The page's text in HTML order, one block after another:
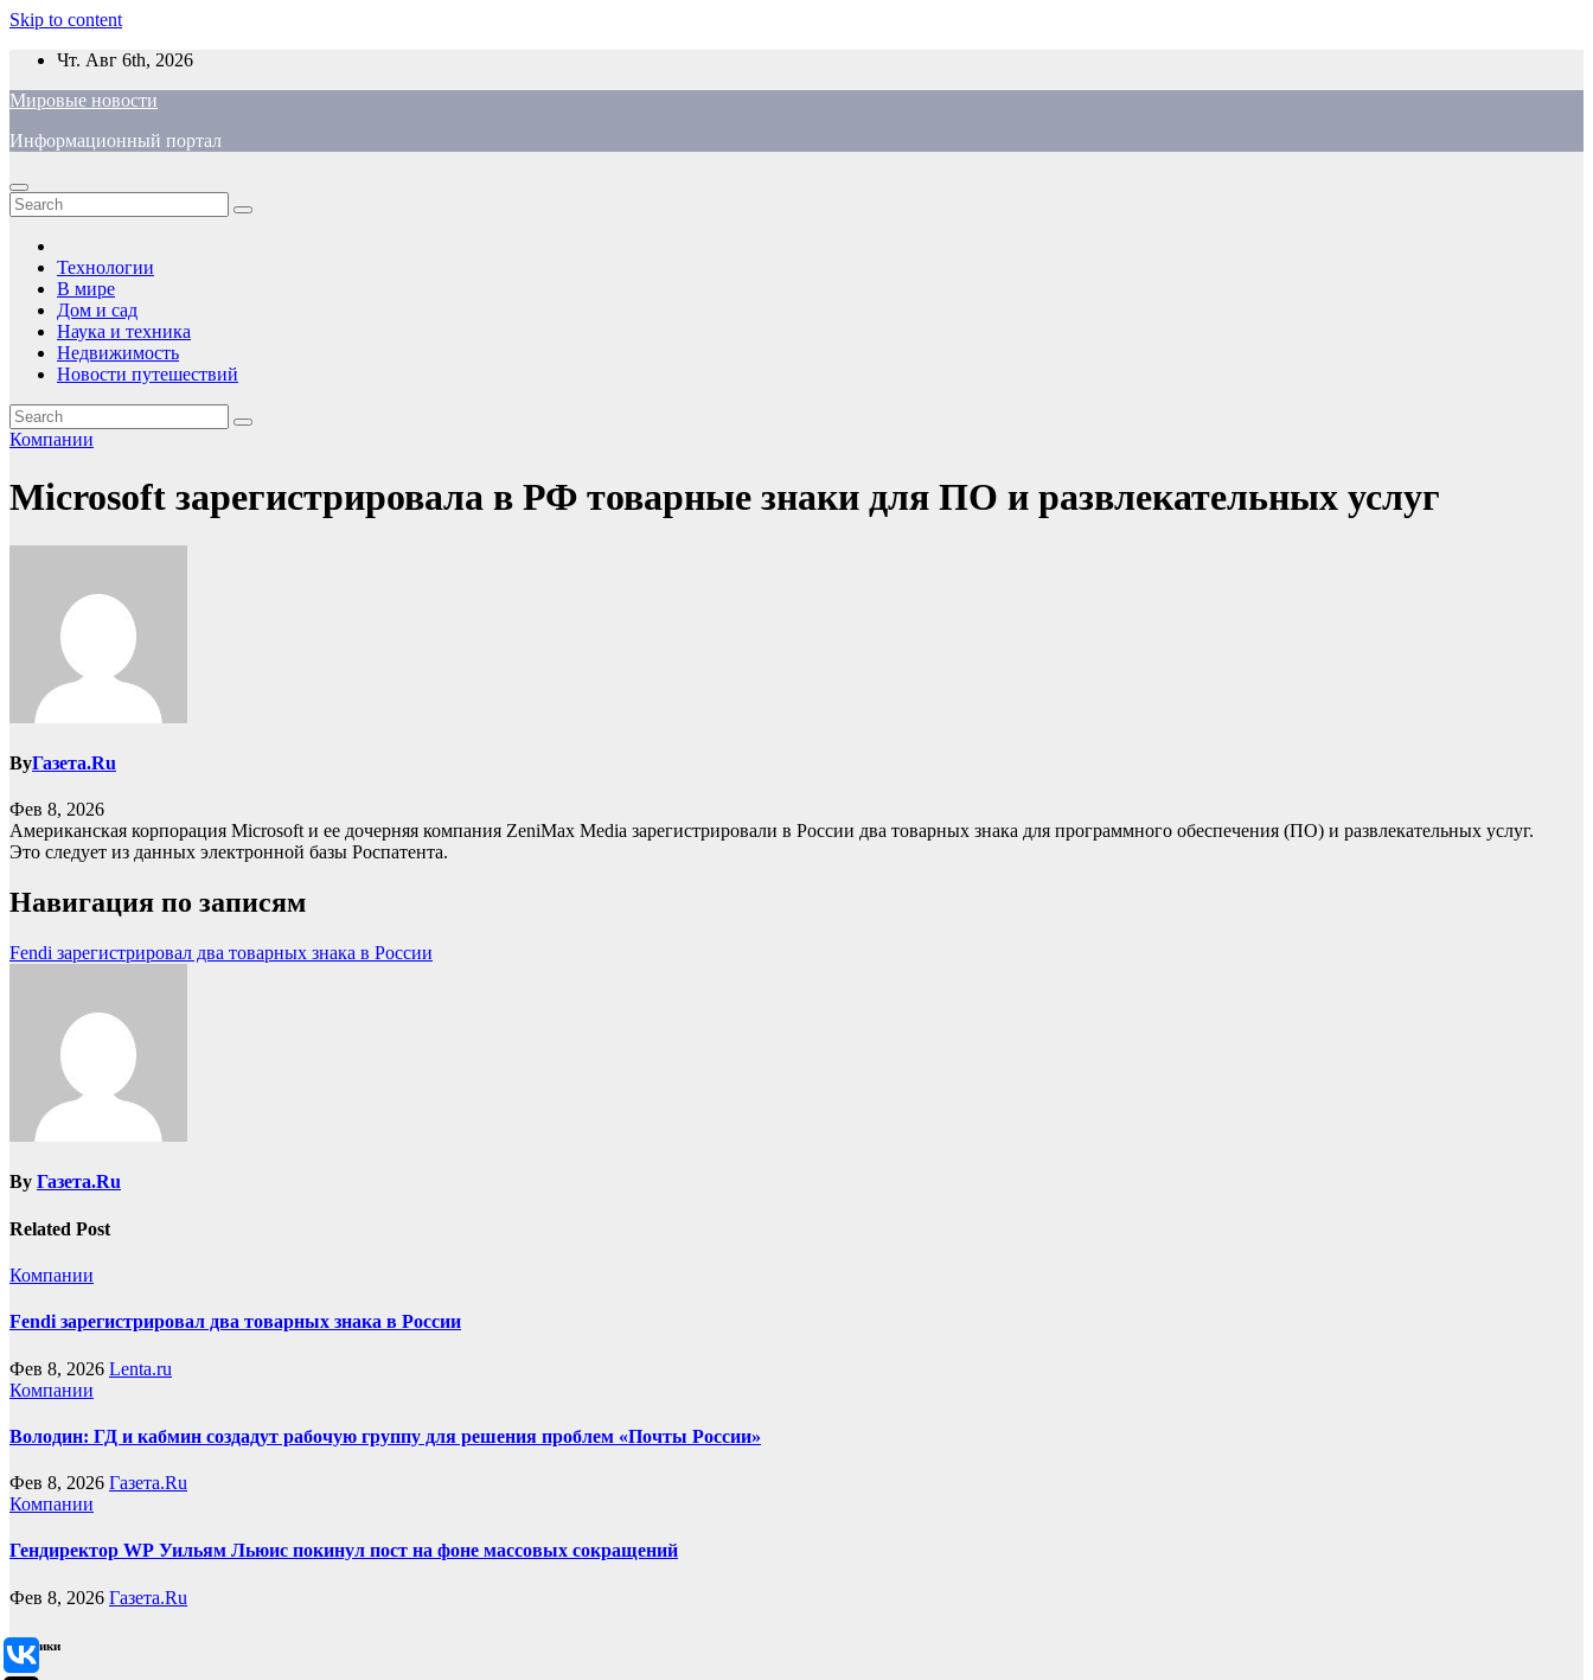
Skip to content
Чт. Авг 6th, 2026
Мировые новости
Информационный портал
Технологии
В мире
Дом и сад
Наука и техника
Недвижимость
Новости путешествий
Компании
Microsoft зарегистрировала в РФ товарные знаки для ПО и развлекательных услуг
ByГазета.Ru
Фев 8, 2026
Американская корпорация Microsoft и ее дочерняя компания ZeniMax Media зарегистрировали в России два товарных знака для программного обеспечения (ПО) и развлекательных услуг.
Это следует из данных электронной базы Роспатента.
Навигация по записям
Fendi зарегистрировал два товарных знака в России
By Газета.Ru
Related Post
Компании
Fendi зарегистрировал два товарных знака в России
Фев 8, 2026 Lenta.ru
Компании
Володин: ГД и кабмин создадут рабочую группу для решения проблем «Почты России»
Фев 8, 2026 Газета.Ru
Компании
Гендиректор WP Уильям Льюис покинул пост на фоне массовых сокращений
Фев 8, 2026 Газета.Ru
Рубрики